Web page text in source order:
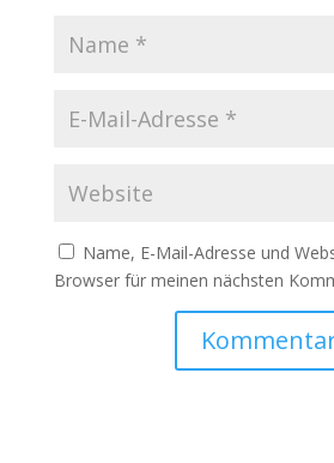
Name, E-Mail-Adresse und
Browser für meinen nächsten